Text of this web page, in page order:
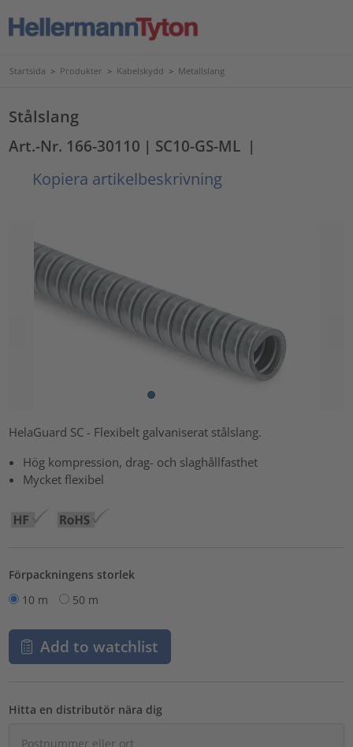
Startsida > Produkter > Kabelskydd > Metallslang
Stålslang
Art.-Nr. 166-30110 | SC10-GS-ML |
Kopiera artikelbeskrivning
HelaGuard SC - Flexibelt galvaniserat stålslang.
Hög kompression, drag- och slaghållfasthet
Mycket flexibel
Förpackningens storlek
10 m
50 m
Add to watchlist
Hitta en distributör nära dig